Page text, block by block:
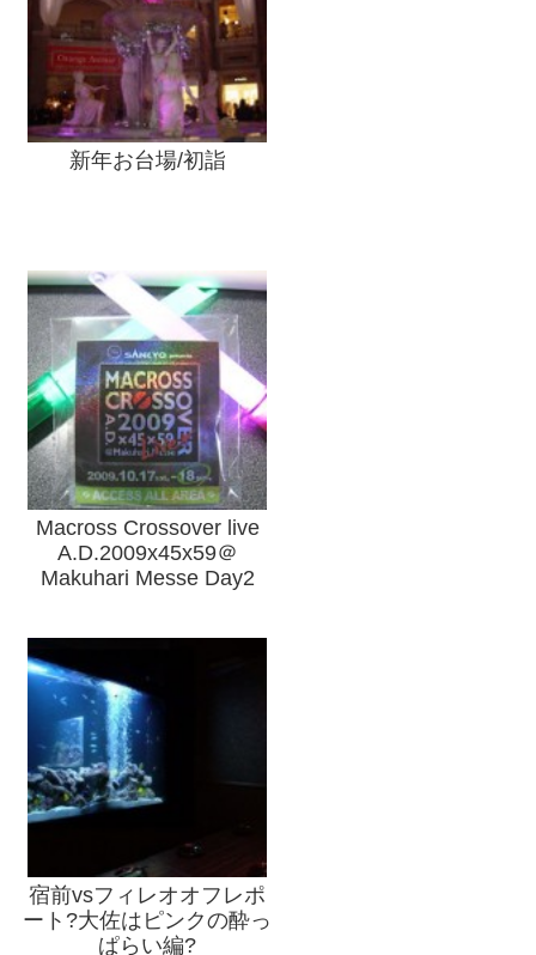
新年お台場/初詣
Macross Crossover live
A.D.2009x45x59＠
Makuhari Messe Day2
宿前vsフィレオオフレポ
ート?大佐はピンクの酔っ
ぱらい編?